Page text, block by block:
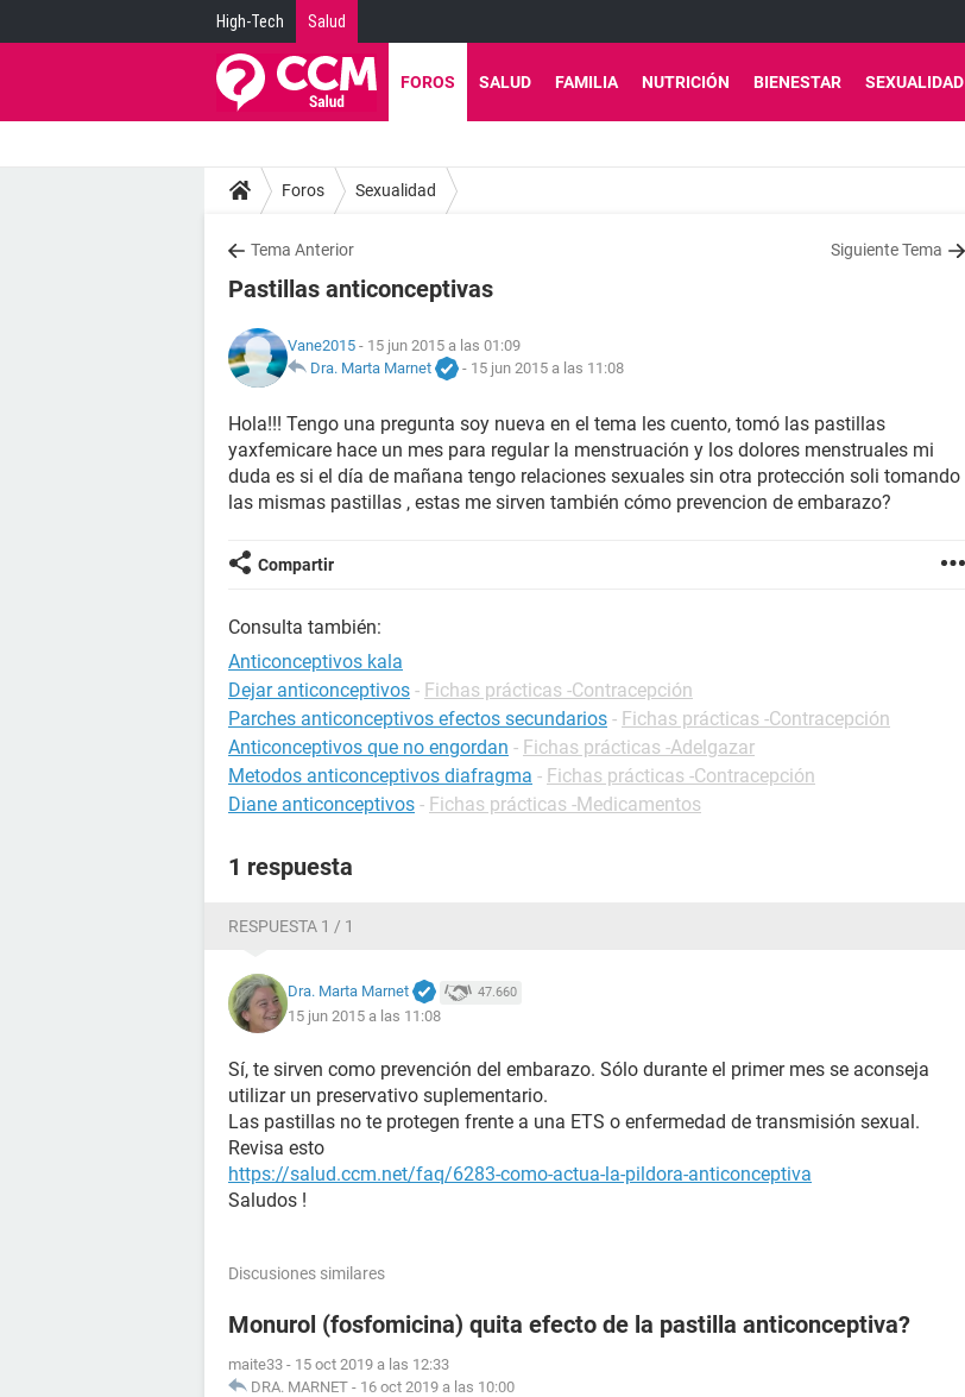
High-Tech Salud
FOROS SALUD FAMILIA NUTRICIÓN BIENESTAR SEXUALIDAD
Foros Sexualidad
Tema Anterior Siguiente Tema
Pastillas anticonceptivas
Vane2015 - 15 jun 2015 a las 01:09
Dra. Marta Marnet
- 15 jun 2015 a las 11:08
Hola!!! Tengo una pregunta soy nueva en el tema les cuento, tomó las pastillas
yaxfemicare hace un mes para regular la menstruación y los dolores menstruales mi
duda es si el día de mañana tengo relaciones sexuales sin otra protección soli tomando
las mismas pastillas , estas me sirven también cómo prevencion de embarazo?
Compartir
Consulta también:
Anticonceptivos kala
Dejar anticonceptivos - Fichas prácticas -Contracepción
Parches anticonceptivos efectos secundarios - Fichas prácticas -Contracepción
Anticonceptivos que no engordan - Fichas prácticas -Adelgazar
Metodos anticonceptivos diafragma - Fichas prácticas -Contracepción
Diane anticonceptivos - Fichas prácticas -Medicamentos
1 respuesta
RESPUESTA 1 / 1
Dra. Marta Marnet 47.660
15 jun 2015 a las 11:08
Sí, te sirven como prevención del embarazo. Sólo durante el primer mes se aconseja
utilizar un preservativo suplementario.
Las pastillas no te protegen frente a una ETS o enfermedad de transmisión sexual.
Revisa esto
https://salud.ccm.net/faq/6283-como-actua-la-pildora-anticonceptiva
Saludos !
Discusiones similares
Monurol (fosfomicina) quita efecto de la pastilla anticonceptiva?
maite33 - 15 oct 2019 a las 12:33
DRA. MARNET - 16 oct 2019 a las 10:00